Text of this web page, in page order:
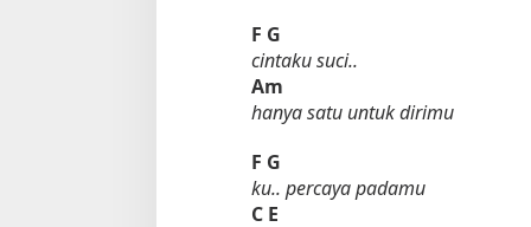
F G
cintaku suci..
Am
hanya satu untuk dirimu
F G
ku.. percaya padamu
C E